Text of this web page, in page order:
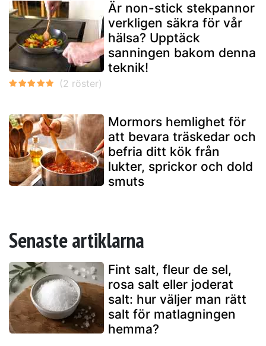
Är non-stick stekpannor
verkligen säkra för vår
hälsa? Upptäck
sanningen bakom denna
teknik!
Mormors hemlighet för
att bevara träskedar och
befria ditt kök från
lukter, sprickor och dold
smuts
Senaste artiklarna
Fint salt, fleur de sel,
rosa salt eller joderat
salt: hur väljer man rätt
salt för matlagningen
hemma?